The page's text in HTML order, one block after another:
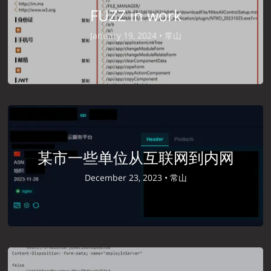
FUZZ in work
January 19, 2024 • 常山
某市一些单位从互联网到内网
December 23, 2023 • 常山